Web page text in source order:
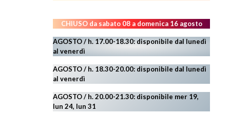
CHIUSO da sabato 08 a domenica 16 agosto
AGOSTO / h. 17.00-18.30: disponibile dal lunedì
al venerdì
AGOSTO/ h. 18.30-20.00: disponibile dal lunedì
al venerdì
AGOSTO / h. 20.00-21.30: disponibile mer 19,
lun 24, lun 31